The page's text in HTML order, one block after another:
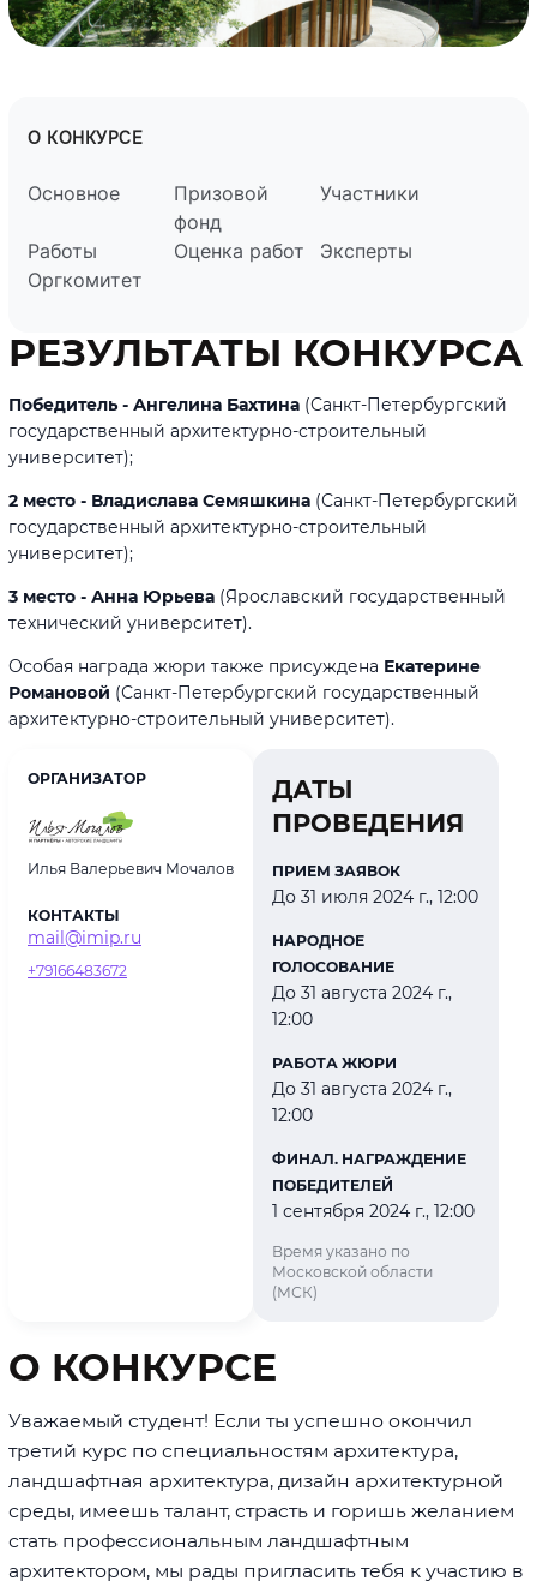
О КОНКУРСЕ
Основное
Призовой
фонд
Участники
Работы Оценка работ
Эксперты
Оргкомитет
РЕЗУЛЬТАТЫ КОНКУРСА
Победитель - Ангелина Бахтина (Санкт-Петербургский
государственный архитектурно-строительный
университет);
2 место - Владислава Семяшкина (Санкт-Петербургский
государственный архитектурно-строительный
университет);
3 место - Анна Юрьева (Ярославский государственный
технический университет).
Особая награда жюри также присуждена Екатерине
Романовой (Санкт-Петербургский государственный
архитектурно-строительный университет).
О КОНКУРСЕ
Уважаемый студент! Если ты успешно окончил
третий курс по специальностям архитектура,
ландшафтная архитектура, дизайн архитектурной
среды, имеешь талант, страсть и горишь желанием
стать профессиональным ландшафтным
архитектором, мы рады пригласить тебя к участию в
ОРГАНИЗАТОР
Илья Валерьевич Мочалов
КОНТАКТЫ
mail@imip.ru
+79166483672
ДАТЫ
ПРОВЕДЕНИЯ
ПРИЕМ ЗАЯВОК
До 31 июля 2024 г., 12:00
НАРОДНОЕ
ГОЛОСОВАНИЕ
До 31 августа 2024 г.,
12:00
РАБОТА ЖЮРИ
До 31 августа 2024 г.,
12:00
ФИНАЛ. НАГРАЖДЕНИЕ
ПОБЕДИТЕЛЕЙ
1 сентября 2024 г., 12:00
Время указано по
Московской области
(МСК)